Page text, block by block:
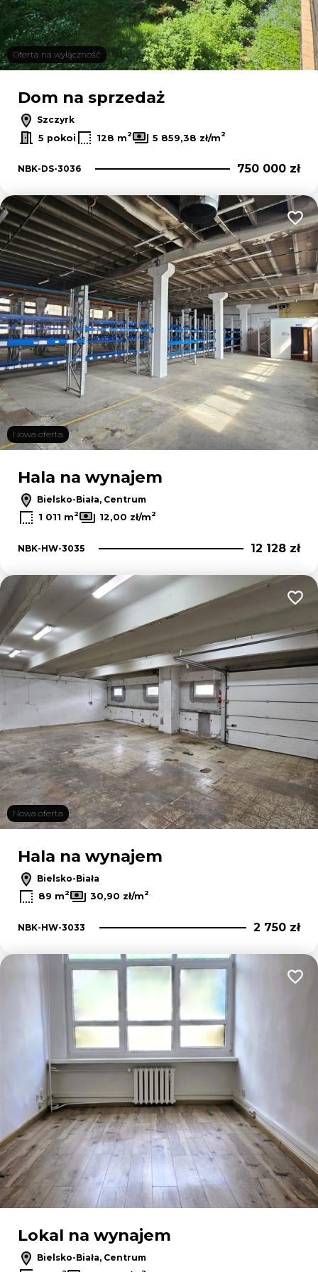
Oferta na wyłączność
Dom na sprzedaż
Szczyrk
5 pokoi
128 m2 5 859,38 zł/m2
NBK-DS-3036 750 000 zł
Nowa oferta
Hala na wynajem
Bielsko-Biała, Centrum
1 011 m2 12,00 zł/m2
NBK-HW-3035 12 128 zł
Nowa oferta
Hala na wynajem
Bielsko-Biała
89 m2 30,90 zł/m2
NBK-HW-3033 2 750 zł
Lokal na wynajem
Bielsko-Biała, Centrum